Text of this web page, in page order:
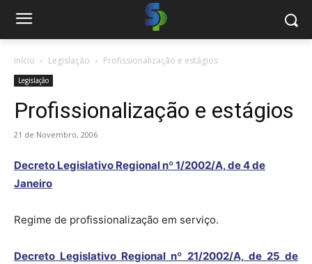
Início Legislação Profissionalização e estágios
Legislação
Profissionalização e estágios
21 de Novembro, 2006
Decreto Legislativo Regional nº 1/2002/A, de 4 de
Janeiro
Regime de profissionalização em serviço.
Decreto Legislativo Regional nº 21/2002/A, de 25 de